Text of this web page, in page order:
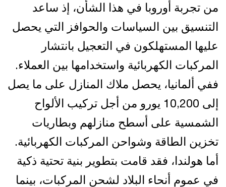
من تجربة أوروبا في هذا الشأن، إذ ساعد
التنسيق بين السياسات والحوافز التي يحصل
عليها المستهلكون في التعجيل بانتشار
المركبات الكهربائية واستخدامها بين العملاء.
ففي ألمانيا، يحصل ملاك المنازل على ما يصل
إلى 10,200 يورو من أجل تركيب الألواح
الشمسية على أسطح منازلهم وبطاريات
تخزين الطاقة وشواحن المركبات الكهربائية.
أما هولندا، فقد قامت بتطوير بنية تحتية ذكية
في عموم أنحاء البلاد لشحن المركبات، بينما